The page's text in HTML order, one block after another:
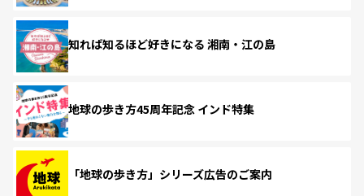
知れば知るほど好きになる 湘南・江の島
地球の歩き方45周年記念 インド特集
「地球の歩き方」シリーズ広告のご案内